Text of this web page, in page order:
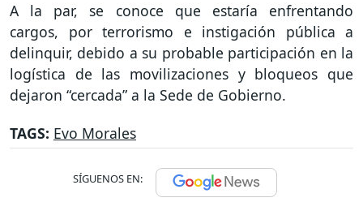
A la par, se conoce que estaría enfrentando
cargos, por terrorismo e instigación pública a
delinquir, debido a su probable participación en la
logística de las movilizaciones y bloqueos que
dejaron “cercada” a la Sede de Gobierno.
TAGS: Evo Morales
SÍGUENOS EN: